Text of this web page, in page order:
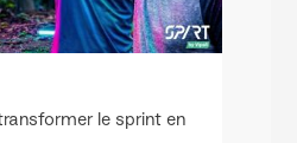
le sprint en